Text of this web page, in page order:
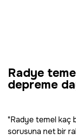
Radye
depreme
"Radye temel kaç
sorusuna net bir